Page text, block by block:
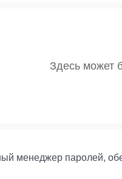
менеджер паролей,